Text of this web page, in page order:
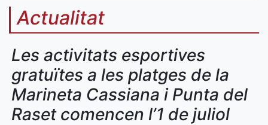
Actualitat
Les activitats esportives
gratuïtes a les platges de la
Marineta Cassiana i Punta del
Raset comencen l’1 de juliol